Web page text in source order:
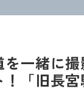
一緒に
「旧長宮